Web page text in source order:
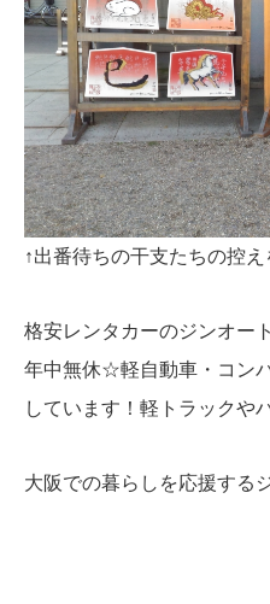
↑出番待ちの干支たちの控
格安レンタカーのジンオー
年中無休☆軽自動車・コン
しています！軽トラックや
大阪での暮らしを応援する